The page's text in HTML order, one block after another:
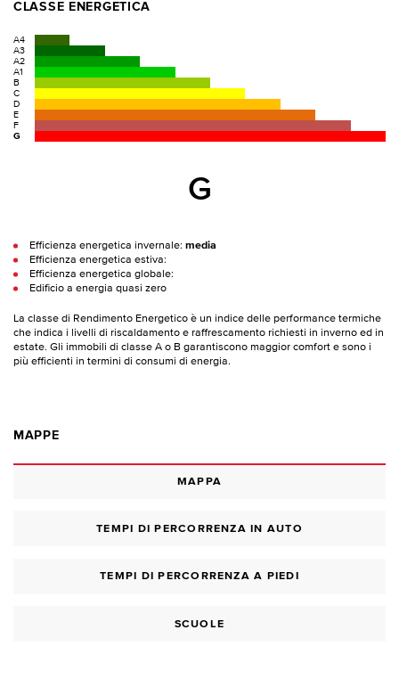
CLASSE ENERGETICA
A4
A3
A2
A1
B
C
D
E
F
G
G
Efficienza energetica invernale: media
Efficienza energetica estiva:
Efficienza energetica globale:
Edificio a energia quasi zero
La classe di Rendimento Energetico è un indice delle performance termiche
che indica i livelli di riscaldamento e raffrescamento richiesti in inverno ed in
estate. Gli immobili di classe A o B garantiscono maggior comfort e sono i
più efficienti in termini di consumi di energia.
MAPPE
MAPPA
TEMPI DI PERCORRENZA IN AUTO
TEMPI DI PERCORRENZA A PIEDI
SCUOLE